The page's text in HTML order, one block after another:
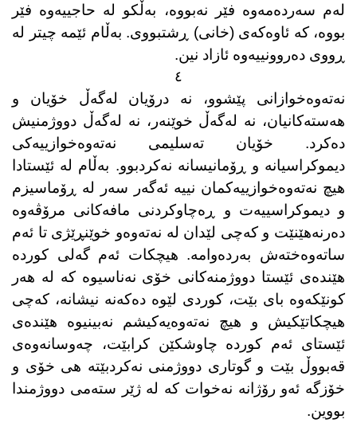
لەم سەردەمەوە فێر نەبووە، بەڵكو لە حاجییەوە فێر
بووە، كە ئاوەكەی (خانی) ڕشتبووی. بەڵام ئێمە چیتر لە
ڕووی دەروونییەوە ئازاد نین.
٤
نەتەوەخوازانی پێشوو، نە درۆیان لەگەڵ خۆیان و
هەستەكانیان، نە لەگەڵ خوێنەر، نە لەگەڵ دووژمنیش
دەكرد. خۆیان تەسلیمی نەتەوەخوازییەكی
دیموكراسیانە و ڕۆمانیسانە نەكردبوو. بەڵام لە ئێستادا
هیچ نەتەوەخوازییەكمان نییە ئەگەر سەر لە ڕۆماسیزم
و دیموكراسییەت و ڕەچاوكردنی مافەكانی مرۆڤەوە
دەرنەهێنێت و كەچی لێدان لە نەتەوەو خوێنڕێژی تا ئەم
ساتەوەختەش بەردەوامە. هیچكات ئەم گەلی كوردە
هێندەی ئێستا دووژمنەكانی خۆی نەناسیوە كە لە هەر
كونێكەوە بای بێت، كوردی لێوە دەكەنە نیشانە، كەچی
هیچكاتێكیش و هیچ نەتەوەیەكیشم نەبینیوە هێندەی
ئێستای ئەم كوردە چاوشكێن كرابێت، چەوسانەوەی
قەبووڵ بێت و گوتاری دووژمنی نەكردبێتە هی خۆی و
خۆزگە ئەو رۆژانە نەخوات كە لە ژێر ستەمی دووژمندا
بووین.